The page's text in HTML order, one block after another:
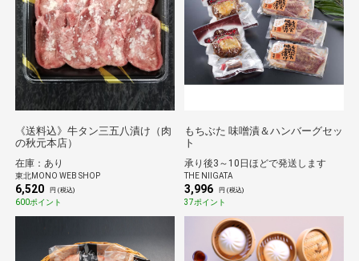
《送料込》牛タン三五八漬け（肉
の秋元本店）
在庫：あり
東北MONO WEB SHOP
6,520 円 (税込)
600ポイント
もちぶた 味噌漬＆ハンバーグセッ
ト
承り後3～10日ほどで発送します
THE NIIGATA
3,996 円 (税込)
37ポイント